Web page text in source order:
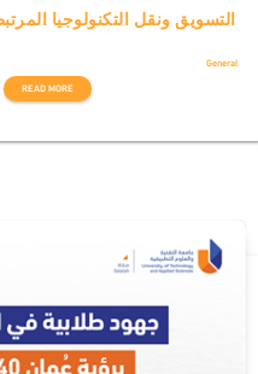
التسويق ونقل التكنولوجيا
General
READ MORE